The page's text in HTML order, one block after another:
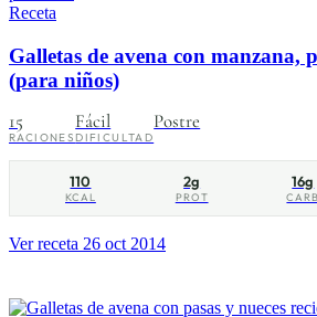
Receta
Galletas de avena con manzana,
(para niños)
15
RACIONES
Fácil
DIFICULTAD
Postre
110
KCAL
2g
PROT
16g
CARB
Ver receta 26 oct 2014